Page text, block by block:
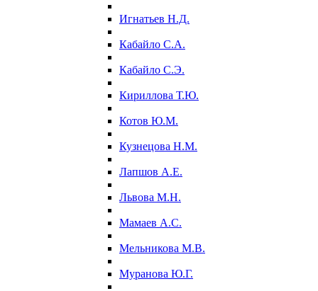
Игнатьев Н.Д.
Кабайло С.А.
Кабайло С.Э.
Кириллова Т.Ю.
Котов Ю.М.
Кузнецова Н.М.
Лапшов А.Е.
Львова М.Н.
Мамаев А.С.
Мельникова М.В.
Муранова Ю.Г.